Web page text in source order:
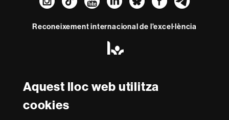
Aquest lloc web utilitza
cookies
Reconeixement internacional de l'excel·lència
-
Euraxess
Amb el finançament de